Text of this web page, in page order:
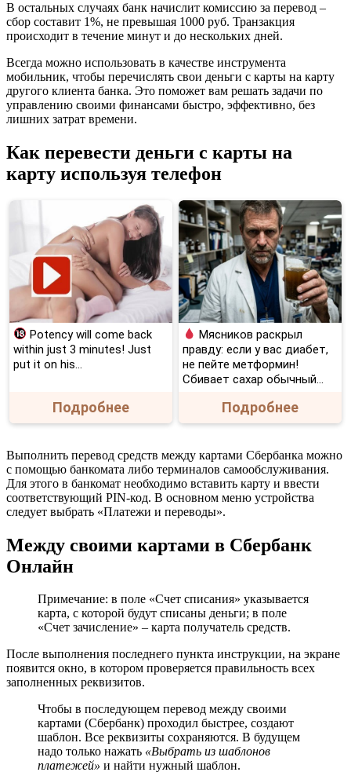
В остальных случаях банк начислит комиссию за перевод –
сбор составит 1%, не превышая 1000 руб. Транзакция
происходит в течение минут и до нескольких дней.
Всегда можно использовать в качестве инструмента
мобильник, чтобы перечислять свои деньги с карты на карту
другого клиента банка. Это поможет вам решать задачи по
управлению своими финансами быстро, эффективно, без
лишних затрат времени.
Как перевести деньги с карты на
карту используя телефон
Potency will come back
within just 3 minutes! Just
put it on his…
Подробнее
Мясников раскрыл
правду: если у вас диабет,
не пейте метформин!
Сбивает сахар обычный...
Подробнее
Выполнить перевод средств между картами Сбербанка можно
с помощью банкомата либо терминалов самообслуживания.
Для этого в банкомат необходимо вставить карту и ввести
соответствующий PIN-код. В основном меню устройства
следует выбрать «Платежи и переводы».
Между своими картами в Сбербанк
Онлайн
Примечание: в поле «Счет списания» указывается
карта, с которой будут списаны деньги; в поле
«Счет зачисление» – карта получатель средств.
После выполнения последнего пункта инструкции, на экране
появится окно, в котором проверяется правильность всех
заполненных реквизитов.
Чтобы в последующем перевод между своими
картами (Сбербанк) проходил быстрее, создают
шаблон. Все реквизиты сохраняются. В будущем
надо только нажать «Выбрать из шаблонов
платежей» и найти нужный шаблон.